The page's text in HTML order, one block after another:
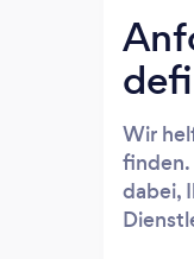
Wir
finden.
dabei,